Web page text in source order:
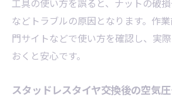
工具の使い方を誤ると、ナットの破
などトラブルの原因となります。作
門サイトなどで使い方を確認し、実
おくと安心です。
スタッドレスタイヤ交換後の空気